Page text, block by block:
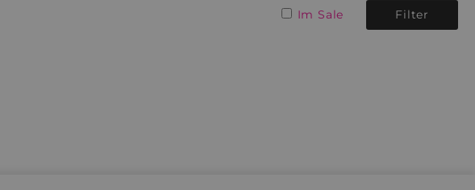
Im Sale Filter